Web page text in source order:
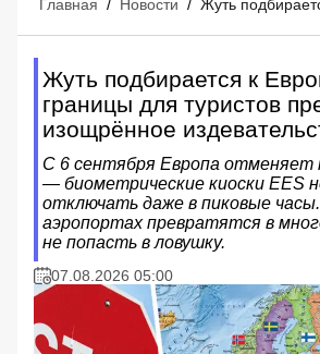
Главная / Новости /
Жуть подбирается к
границы для туристов
изощрённое
С 6 сентября Европа отменяет
— биометрические киоски EES
отключать даже в пиковые
аэропортах превратятся в
не попасть в ловушку.
07.08.2026 05:00